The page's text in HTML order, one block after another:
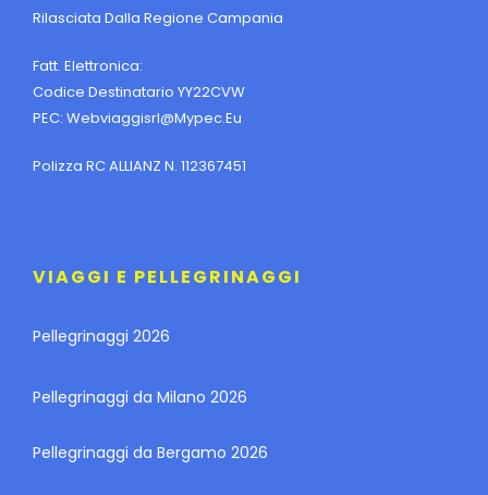
Rilasciata Dalla Regione Campania
Fatt. Elettronica:
Codice Destinatario YY22CVW
PEC: Webviaggisrl@mypec.eu
Polizza RC ALLIANZ N. 112367451
VIAGGI E PELLEGRINAGGI
Pellegrinaggi 2026
Pellegrinaggi da Milano 2026
Pellegrinaggi da Bergamo 2026